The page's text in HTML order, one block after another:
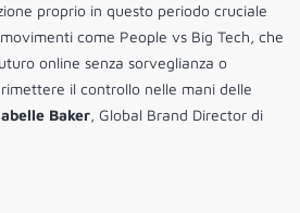
proprio in questo periodo cruciale
come People vs Big Tech, che
online senza sorveglianza o
il controllo nelle mani delle
Baker, Global Brand Director di